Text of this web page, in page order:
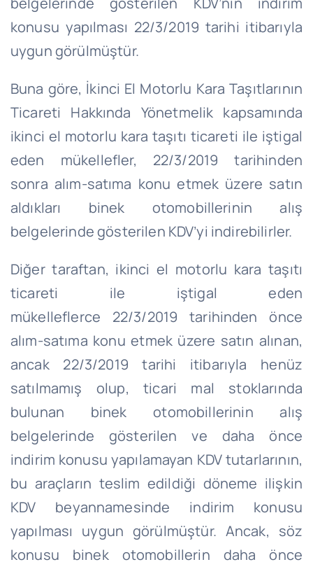
konusu yapılması 22/3/2019 tarihi itibarıyla
uygun görülmüştür.
Buna göre, İkinci El Motorlu Kara Taşıtlarının
Ticareti Hakkında Yönetmelik kapsamında
ikinci el motorlu kara taşıtı ticareti ile iştigal
eden mükellefler, 22/3/2019 tarihinden
sonra alım-satıma konu etmek üzere satın
aldıkları binek otomobillerinin alış
belgelerinde gösterilen KDV’yi indirebilirler.
Diğer taraftan, ikinci el motorlu kara taşıtı
ticareti ile iştigal eden
mükelleflerce 22/3/2019 tarihinden önce
alım-satıma konu etmek üzere satın alınan,
ancak 22/3/2019 tarihi itibarıyla henüz
satılmamış olup, ticari mal stoklarında
bulunan binek otomobillerinin alış
belgelerinde gösterilen ve daha önce
indirim konusu yapılamayan KDV tutarlarının,
bu araçların teslim edildiği döneme ilişkin
KDV beyannamesinde indirim konusu
yapılması uygun görülmüştür. Ancak, söz
konusu binek otomobillerin daha önce